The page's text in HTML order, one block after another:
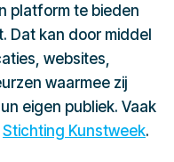
platform te bieden
Dat kan door middel
websites,
waarmee zij
eigen publiek. Vaak
Stichting Kunstweek.